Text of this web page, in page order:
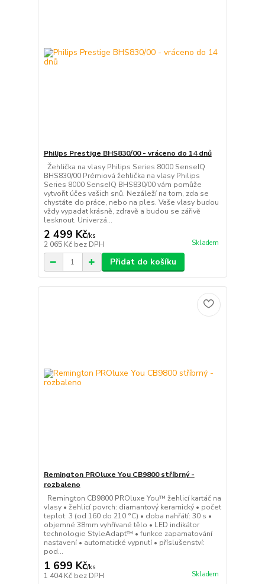
Philips Prestige BHS830/00 - vráceno do 14 dnů
Žehlička na vlasy Philips Series 8000 SenseIQ
BHS830/00 Prémiová žehlička na vlasy Philips
Series 8000 SenseIQ BHS830/00 vám pomůže
vytvořit účes vašich snů. Nezáleží na tom, zda se
chystáte do práce, nebo na ples. Vaše vlasy budou
vždy vypadat krásně, zdravě a budou se zářivě
lesknout. Univerzá...
2 499 Kč/ks
2 065 Kč bez DPH Skladem
Přidat do košíku
Remington PROluxe You CB9800 stříbrný -
rozbaleno
Remington CB9800 PROluxe You™ žehlicí kartáč na
vlasy • žehlicí povrch: diamantový keramický • počet
teplot: 3 (od 160 do 210 °C) • doba nahřátí: 30 s •
objemné 38mm vyhřívané tělo • LED indikátor
technologie StyleAdapt™ • funkce zapamatování
nastavení • automatické vypnutí • příslušenství:
pod...
1 699 Kč/ks
1 404 Kč bez DPH Skladem